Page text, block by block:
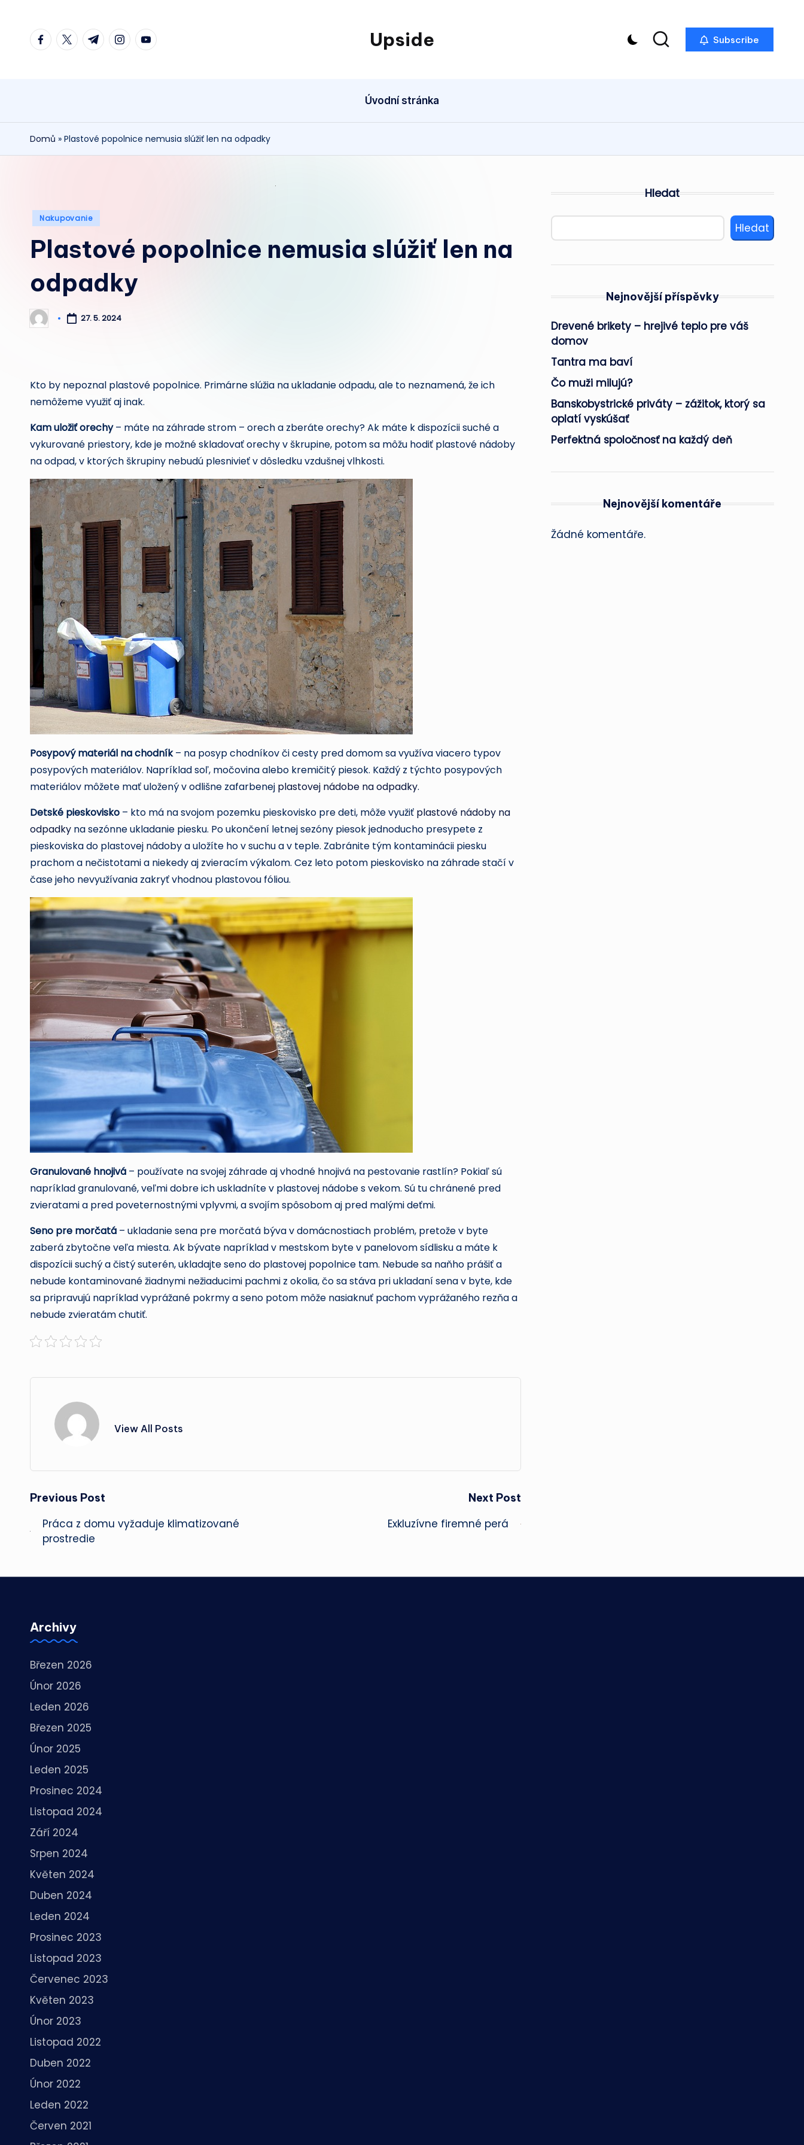
facebook.com
twitter.com
t.me instagram.com
youtube.com Upside
Čaká
cesta
vlakom
opačný
si
nezabudnite
o zábavu
Subscribe
Úvodní stránka
Domů » Plastové popolnice nemusia slúžiť len na odpadky
Posted
Nakupovanie
Plastové popolnice nemusia slúžiť len na
odpadky
Posted
by
27. 5. 2024
Kto by nepoznal plastové popolnice. Primárne slúžia na ukladanie odpadu, ale to neznamená, že ich
nemôžeme využiť aj inak.
Kam uložiť orechy– máte na záhrade strom – orech a zberáte orechy? Ak máte k dispozícii suché a
vykurované priestory, kde je možné skladovať orechy v škrupine, potom sa môžu hodiť plastové nádoby
na odpad, v ktorých škrupiny nebudú plesnivieť v dôsledku vzdušnej vlhkosti.
Posypový materiál na chodník– na posyp chodníkov či cesty pred domom sa využíva viacero typov
posypových materiálov. Napríklad soľ, močovina alebo kremičitý piesok. Každý z týchto posypových
materiálov môžete mať uložený v odlišne zafarbenej plastovej nádobe na odpadky.
Detské pieskovisko – kto má na svojom pozemku pieskovisko pre deti, môže využiť plastové nádoby na
odpadky na sezónne ukladanie piesku. Po ukončení letnej sezóny piesok jednoducho presypete z
pieskoviska do plastovej nádoby a uložíte ho v suchu a v teple. Zabránite tým kontaminácii piesku
prachom a nečistotami a niekedy aj zvieracím výkalom. Cez leto potom pieskovisko na záhrade stačí v
čase jeho nevyužívania zakryť vhodnou plastovou fóliou.
Granulované hnojivá – používate na svojej záhrade aj vhodné hnojivá na pestovanie rastlín? Pokiaľ sú
napríklad granulované, veľmi dobre ich uskladníte v plastovej nádobe s vekom. Sú tu chránené pred
zvieratami a pred poveternostnými vplyvmi, a svojím spôsobom aj pred malými deťmi.
Seno pre morčatá – ukladanie sena pre morčatá býva v domácnostiach problém, pretože v byte
zaberá zbytočne veľa miesta. Ak bývate napríklad v mestskom byte v panelovom sídlisku a máte k
dispozícii suchý a čistý suterén, ukladajte seno do plastovej popolnice tam. Nebude sa naňho prášiť a
nebude kontaminované žiadnymi nežiaducimi pachmi z okolia, čo sa stáva pri ukladaní sena v byte, kde
sa pripravujú napríklad vyprážané pokrmy a seno potom môže nasiaknuť pachom vyprážaného rezňa a
nebude zvieratám chutiť.
View All Posts
Post
navigation
Previous Post
Práca z domu vyžaduje klimatizované
prostredie
Next Post
Exkluzívne firemné perá
Hledat
Hledat
Nejnovější příspěvky
Drevené brikety – hrejivé teplo pre váš
domov
Tantra ma baví
Čo muži milujú?
Banskobystrické priváty – zážitok, ktorý sa
oplatí vyskúšať
Perfektná spoločnosť na každý deň
Nejnovější komentáře
Žádné komentáře.
Archivy
Březen 2026
Únor 2026
Leden 2026
Březen 2025
Únor 2025
Leden 2025
Prosinec 2024
Listopad 2024
Září 2024
Srpen 2024
Květen 2024
Duben 2024
Leden 2024
Prosinec 2023
Listopad 2023
Červenec 2023
Květen 2023
Únor 2023
Listopad 2022
Duben 2022
Únor 2022
Leden 2022
Červen 2021